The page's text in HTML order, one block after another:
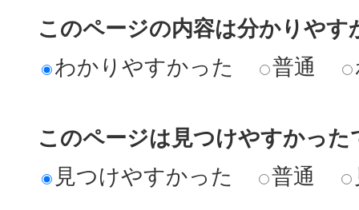
このページの内容は分かりやす
わかりやすかった
普通
このページは見つけやすかった
見つけやすかった
普通